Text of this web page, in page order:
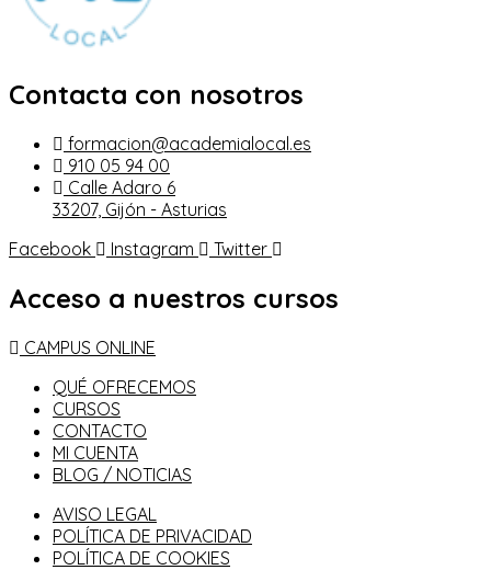
Contacta con nosotros
formacion@academialocal.es
910 05 94 00
Calle Adaro 6
33207, Gijón - Asturias
Facebook
Instagram Twitter
Acceso a nuestros cursos
CAMPUS ONLINE
QUÉ OFRECEMOS
CURSOS
CONTACTO
MI CUENTA
BLOG / NOTICIAS
AVISO LEGAL
POLÍTICA DE PRIVACIDAD
POLÍTICA DE COOKIES